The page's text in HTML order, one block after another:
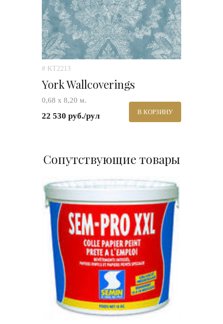
# KT2213
York Wallcoverings
0,68 х 8,20 м.
22 530 руб./рул В КОРЗИНУ
Сопутствующие товары